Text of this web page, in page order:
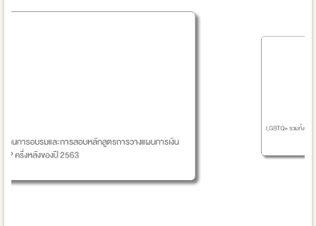
LGBTQ+ รวมทั้ง First Jobbers มนุษย์เ